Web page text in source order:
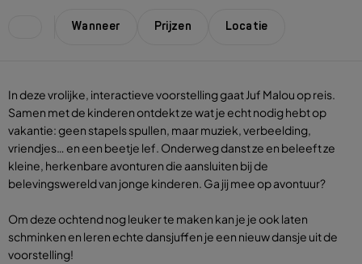
Wanneer Prijzen Locatie
In deze vrolijke, interactieve voorstelling gaat Juf Malou op reis.
Samen met de kinderen ontdekt ze wat je echt nodig hebt op
vakantie: geen stapels spullen, maar muziek, verbeelding,
vriendjes… en een beetje lef. Onderweg danst ze en beleeft ze
kleine, herkenbare avonturen die aansluiten bij de
belevingswereld van jonge kinderen. Ga jij mee op avontuur?
Om deze ochtend nog leuker te maken kan je je ook laten
schminken en leren echte dansjuffen je een nieuw dansje uit de
voorstelling!